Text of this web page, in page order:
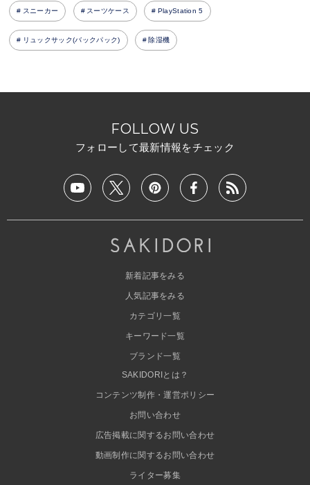
スニーカー スーツケース PlayStation 5
リュックサック(バックパック) 除湿機
FOLLOW US
フォローして最新情報をチェック
新着記事をみる
人気記事をみる
カテゴリ一覧
キーワード一覧
ブランド一覧
SAKIDORIとは？
コンテンツ制作・運営ポリシー
お問い合わせ
広告掲載に関するお問い合わせ
動画制作に関するお問い合わせ
ライター募集